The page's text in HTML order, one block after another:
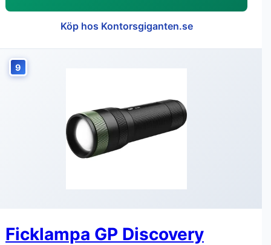
Köp hos Kontorsgiganten.se
9
Ficklampa GP Discovery